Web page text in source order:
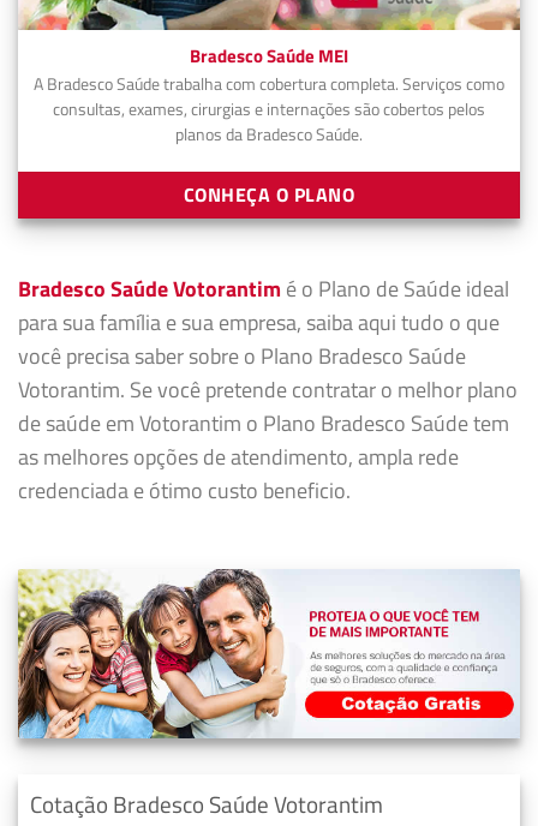
Bradesco Saúde MEI
A Bradesco Saúde trabalha com cobertura completa. Serviços como
consultas, exames, cirurgias e internações são cobertos pelos
planos da Bradesco Saúde.
CONHEÇA O PLANO
Bradesco Saúde Votorantim é o Plano de Saúde ideal
para sua família e sua empresa, saiba aqui tudo o que
você precisa saber sobre o Plano Bradesco Saúde
Votorantim. Se você pretende contratar o melhor plano
de saúde em Votorantim o Plano Bradesco Saúde tem
as melhores opções de atendimento, ampla rede
credenciada e ótimo custo beneficio.
Cotação Bradesco Saúde Votorantim